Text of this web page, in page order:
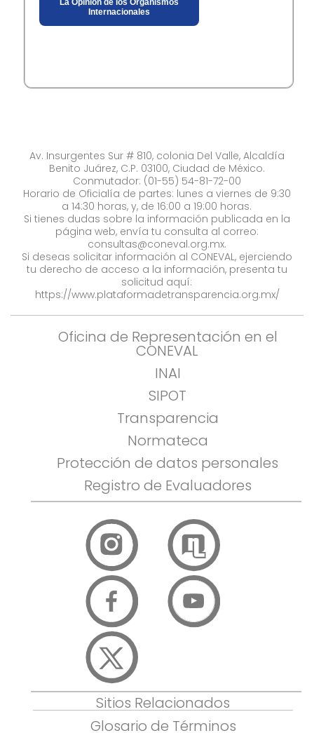
La Opinión de los Organismos
Internacionales
Av. Insurgentes Sur # 810, colonia Del Valle, Alcaldía
Benito Juárez, C.P. 03100, Ciudad de México.
Conmutador: (01-55) 54-81-72-00
Horario de Oficialía de partes: lunes a viernes de 9:30
a 14:30 horas, y, de 16:00 a 19:00 horas.
Si tienes dudas sobre la información publicada en la
página web, envía tu consulta al correo:
consultas@coneval.org.mx.
Si deseas solicitar información al CONEVAL, ejerciendo
tu derecho de acceso a la información, presenta tu
solicitud aquí:
https://www.plataformadetransparencia.org.mx/
Oficina de Representación en el
CONEVAL
INAI
SIPOT
Transparencia
Normateca
Protección de datos personales
Registro de Evaluadores
Sitios Relacionados
Glosario de Términos